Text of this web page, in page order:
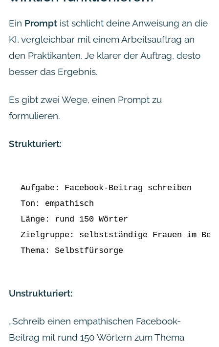
Ein Promptist schlicht deine Anweisung an die
KI, vergleichbar mit einem Arbeitsauftrag an
den Praktikanten. Je klarer der Auftrag, desto
besser das Ergebnis.
Es gibt zwei Wege, einen Prompt zu
formulieren.
Strukturiert:
Aufgabe: Facebook-Beitrag schreiben
Ton: empathisch
Länge: rund 150 Wörter
Zielgruppe: selbstständige Frauen im
Thema: Selbstfürsorge
Unstrukturiert:
„Schreib einen empathischen Facebook-
Beitrag mit rund 150 Wörtern zum Thema